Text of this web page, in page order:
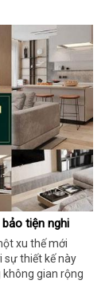
tiện nghi
xu thế mới
sự thiết kế này
gian rộng